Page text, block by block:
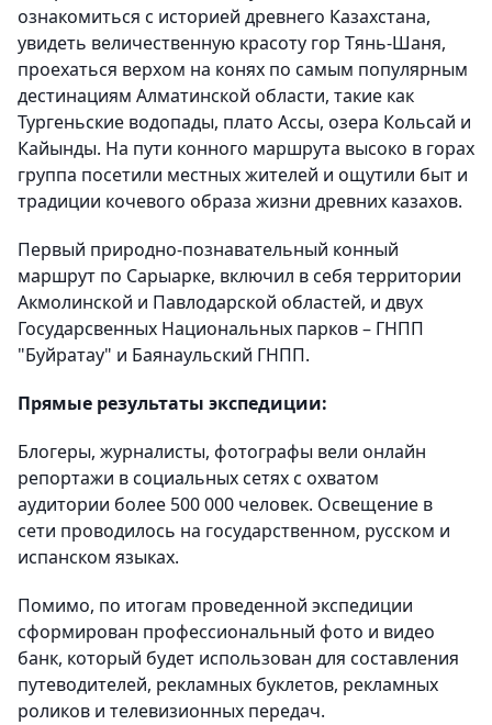
ознакомиться с историей древнего Казахстана,
увидеть величественную красоту гор Тянь-Шаня,
проехаться верхом на конях по самым популярным
дестинациям Алматинской области, такие как
Тургеньские водопады, плато Ассы, озера Кольсай и
Кайынды. На пути конного маршрута высоко в горах
группа посетили местных жителей и ощутили быт и
традиции кочевого образа жизни древних казахов.
Первый природно-познавательный конный
маршрут по Сарыарке, включил в себя территории
Акмолинской и Павлодарской областей, и двух
Государсвенных Национальных парков – ГНПП
"Буйратау" и Баянаульский ГНПП.
Прямые результаты экспедиции:
Блогеры, журналисты, фотографы вели онлайн
репортажи в социальных сетях с охватом
аудитории более 500 000 человек. Освещение в
сети проводилось на государственном, русском и
испанском языках.
Помимо, по итогам проведенной экспедиции
сформирован профессиональный фото и видео
банк, который будет использован для составления
путеводителей, рекламных буклетов, рекламных
роликов и телевизионных передач.